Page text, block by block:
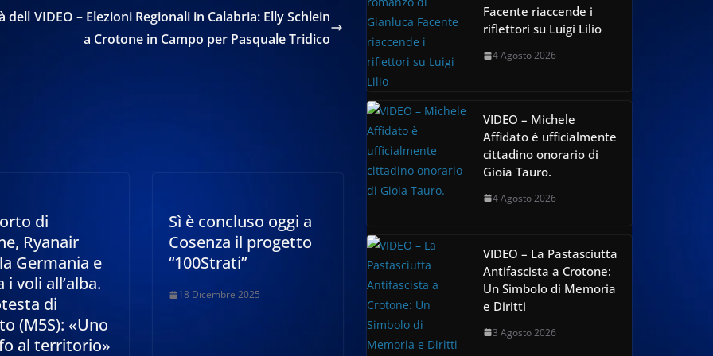
dell VIDEO – Elezioni Regionali in Calabria: Elly Schlein
a Crotone in Campo per Pasquale Tridico
di
Ryanair
Germania e
i voli all’alba.
di
(M5S): «Uno
al territorio»
Sì è concluso oggi a
Cosenza il progetto
“100Strati”
18 Dicembre 2025
Facente riaccende i
riflettori su Luigi Lilio
4 Agosto 2026
VIDEO – Michele
Affidato è ufficialmente
cittadino onorario di
Gioia Tauro.
4 Agosto 2026
VIDEO – La Pastasciutta
Antifascista a Crotone:
Un Simbolo di Memoria
e Diritti
3 Agosto 2026